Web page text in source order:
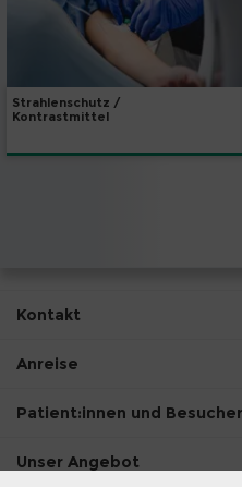
Strahlenschutz /
Kontrastmittel
Kontakt
Anreise
Patient:innen und
Unser Angebot